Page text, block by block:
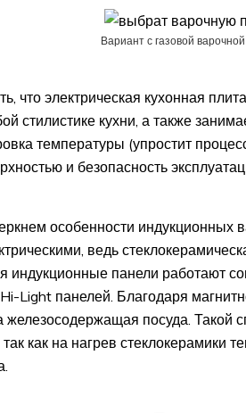
Вариант с газовой
что электрическая кухонная
стилистике кухни, а также
температуры (упростит
и безопасность
особенности индукционных
ведь
индукционные панели работают
Light панелей. Благодаря
посуда. Такой
так как на нагрев стеклокерамики